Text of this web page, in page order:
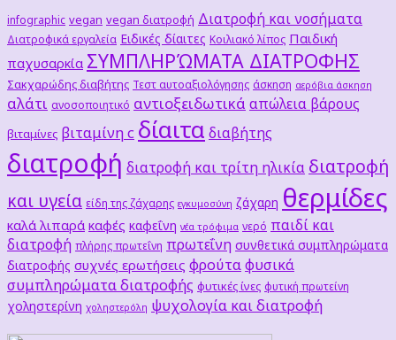
infographic vegan vegan διατροφή Διατροφή και νοσήματα
Διατροφικά εργαλεία Ειδικές δίαιτες Κοιλιακό λίπος Παιδική
παχυσαρκία ΣΥΜΠΛΗΡΏΜΑΤΑ ΔΙΑΤΡΟΦΗΣ
Σακχαρώδης διαβήτης Τεστ αυτοαξιολόγησης άσκηση αερόβια άσκηση
αλάτι ανοσοποιητικό αντιοξειδωτικά απώλεια βάρους
βιταμίνες βιταμίνη c δίαιτα διαβήτης
διατροφή διατροφή και τρίτη ηλικία διατροφή
και υγεία είδη της ζάχαρης εγκυμοσύνη ζάχαρη θερμίδες
καλά λιπαρά καφές καφεΐνη νέα τρόφιμα νερό παιδί και
διατροφή πλήρης πρωτεΐνη πρωτεΐνη συνθετικά συμπληρώματα
διατροφής συχνές ερωτήσεις φρούταφυσικά
συμπληρώματα διατροφής φυτικές ίνες φυτική πρωτείνη
χοληστερίνη χοληστερόλη ψυχολογία και διατροφή